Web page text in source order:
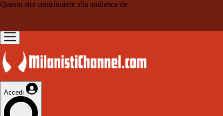
Questo sito contribuisce alla audience de
Accedi